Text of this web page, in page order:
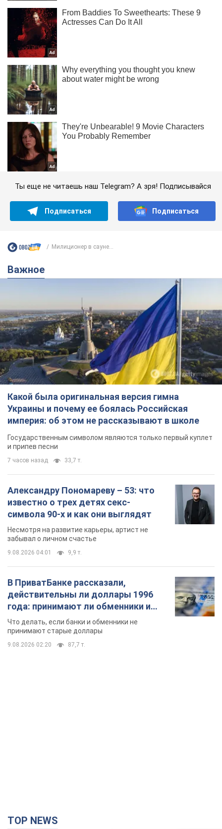
Ты еще не читаешь наш Telegram? А зря! Подписывайся
Подписаться Подписаться
Милиционер в сауне...
Важное
Какой была оригинальная версия гимна
Украины и почему ее боялась Российская
империя: об этом не рассказывают в школе
Государственным символом являются только первый куплет
и припев песни
7 часов назад 33,7 т.
Александру Пономареву – 53: что
известно о трех детях секс-
символа 90-х и как они выглядят
Несмотря на развитие карьеры, артист не
забывал о личном счастье
9.08.2026 04:01 9,9 т.
В ПриватБанке рассказали,
действительны ли доллары 1996
года: принимают ли обменники и
банки такие купюры
Что делать, если банки и обменники не
принимают старые доллары
9.08.2026 02:20 87,7 т.
TOP NEWS